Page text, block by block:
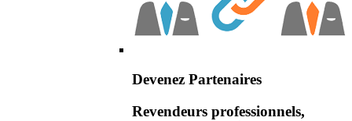
Devenez Partenaires
Revendeurs professionnels,